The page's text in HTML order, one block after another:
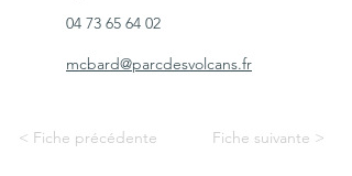
04 73 65 64 02
mcbard@parcdesvolcans.fr
< Fiche précédente Fiche suivante >